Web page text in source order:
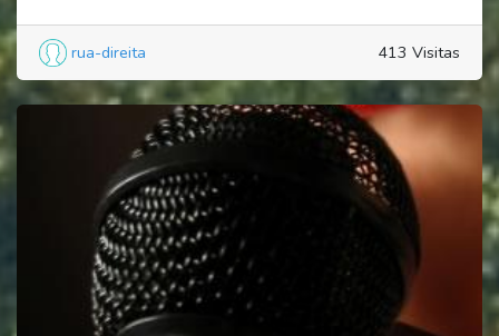
rua-direita 413 Visitas